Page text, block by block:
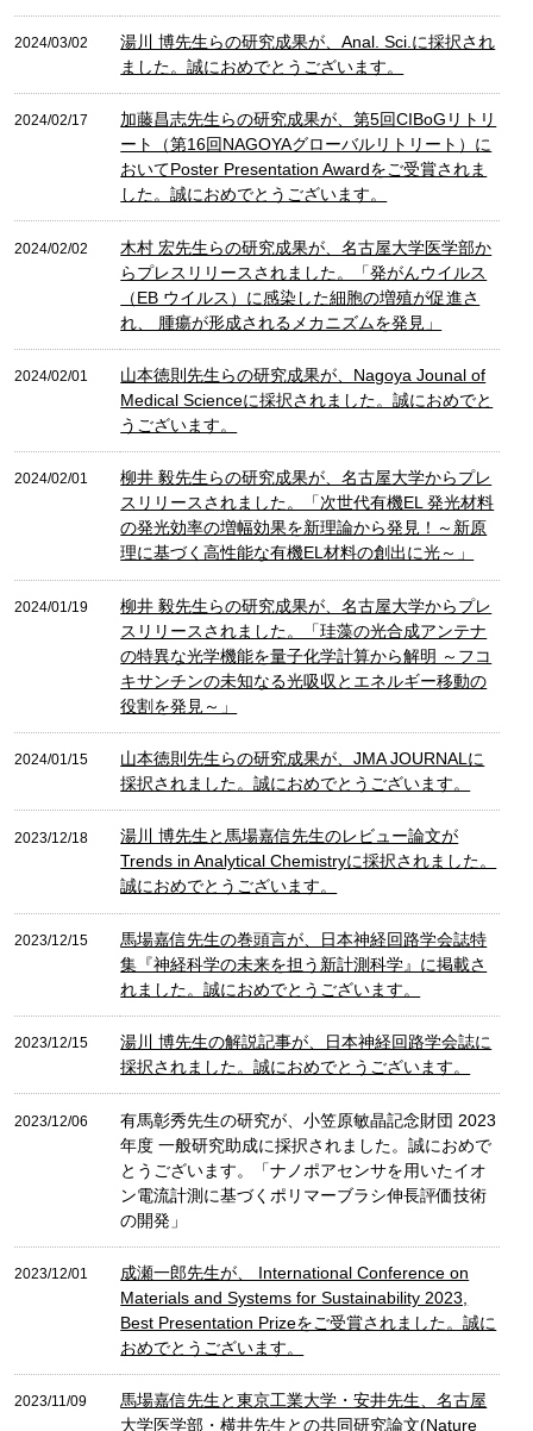
2024/03/02
湯川 博先生らの研究成果が、Anal. Sci.に採択され
ました。誠におめでとうございます。
2024/02/17
加藤昌志先生らの研究成果が、第5回CIBoGリトリ
ート（第16回NAGOYAグローバルリトリート）に
おいてPoster Presentation Awardをご受賞されま
した。誠におめでとうございます。
2024/02/02
木村 宏先生らの研究成果が、名古屋大学医学部か
らプレスリリースされました。「発がんウイルス
（EB ウイルス）に感染した細胞の増殖が促進さ
れ、 腫瘍が形成されるメカニズムを発見」
2024/02/01
山本徳則先生らの研究成果が、Nagoya Jounal of
Medical Scienceに採択されました。誠におめでと
うございます。
2024/02/01
柳井 毅先生らの研究成果が、名古屋大学からプレ
スリリースされました。「次世代有機EL 発光材料
の発光効率の増幅効果を新理論から発見！～新原
理に基づく高性能な有機EL材料の創出に光～」
2024/01/19
柳井 毅先生らの研究成果が、名古屋大学からプレ
スリリースされました。「珪藻の光合成アンテナ
の特異な光学機能を量子化学計算から解明 ～フコ
キサンチンの未知なる光吸収とエネルギー移動の
役割を発見～」
2024/01/15
山本徳則先生らの研究成果が、JMA JOURNALに
採択されました。誠におめでとうございます。
2023/12/18
湯川 博先生と馬場嘉信先生のレビュー論文が
Trends in Analytical Chemistryに採択されました。
誠におめでとうございます。
2023/12/15
馬場嘉信先生の巻頭言が、日本神経回路学会誌特
集『神経科学の未来を担う新計測科学』に掲載さ
れました。誠におめでとうございます。
2023/12/15
湯川 博先生の解説記事が、日本神経回路学会誌に
採択されました。誠におめでとうございます。
2023/12/06
有馬彰秀先生の研究が、小笠原敏晶記念財団 2023
年度 一般研究助成に採択されました。誠におめで
とうございます。「ナノポアセンサを用いたイオ
ン電流計測に基づくポリマーブラシ伸長評価技術
の開発」
2023/12/01
成瀬一郎先生が、 International Conference on
Materials and Systems for Sustainability 2023,
Best Presentation Prizeをご受賞されました。誠に
おめでとうございます。
2023/11/09
馬場嘉信先生と東京工業大学・安井先生、名古屋
大学医学部・横井先生との共同研究論文(Nature